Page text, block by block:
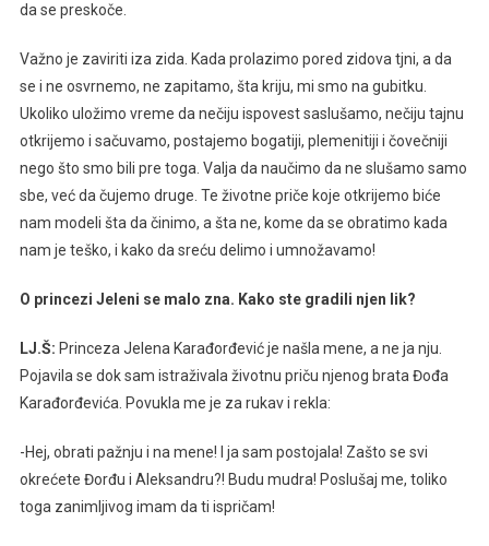
da se preskoče.
Važno je zaviriti iza zida. Kada prolazimo pored zidova tjni, a da
se i ne osvrnemo, ne zapitamo, šta kriju, mi smo na gubitku.
Ukoliko uložimo vreme da nečiju ispovest saslušamo, nečiju tajnu
otkrijemo i sačuvamo, postajemo bogatiji, plemenitiji i čovečniji
nego što smo bili pre toga. Valja da naučimo da ne slušamo samo
sbe, već da čujemo druge. Te životne priče koje otkrijemo biće
nam modeli šta da činimo, a šta ne, kome da se obratimo kada
nam je teško, i kako da sreću delimo i umnožavamo!
O princezi Jeleni se malo zna. Kako ste gradili njen lik?
LJ.Š: Princeza Jelena Karađorđević je našla mene, a ne ja nju.
Pojavila se dok sam istraživala životnu priču njenog brata Đođa
Karađorđevića. Povukla me je za rukav i rekla:
-Hej, obrati pažnju i na mene! I ja sam postojala! Zašto se svi
okrećete Đorđu i Aleksandru?! Budu mudra! Poslušaj me, toliko
toga zanimljivog imam da ti ispričam!